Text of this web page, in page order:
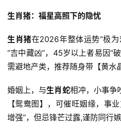
生肖猪：福星高照下的隐忧
生肖猪在2026年整体运势“极
“吉中藏凶”，45岁以上者易因“
需避地产类，推荐随身带【黄水
婚姻上，与生肖蛇相冲，小事争
【鸳鸯图】，可催旺姻缘，事
增强”，但忌锋芒过露,谨防同行嫉